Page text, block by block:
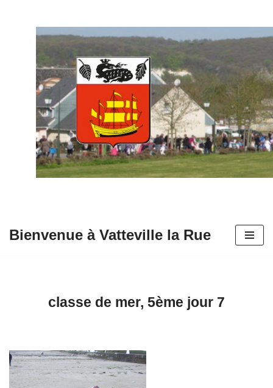
contenu
Bienvenue à Vatteville la Rue
classe de mer, 5ème jour 7